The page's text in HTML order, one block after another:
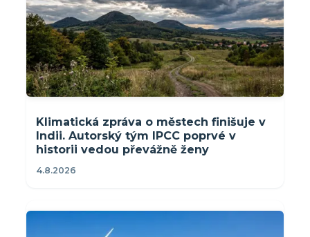
Klimatická zpráva o městech finišuje v
Indii. Autorský tým IPCC poprvé v
historii vedou převážně ženy
4.8.2026